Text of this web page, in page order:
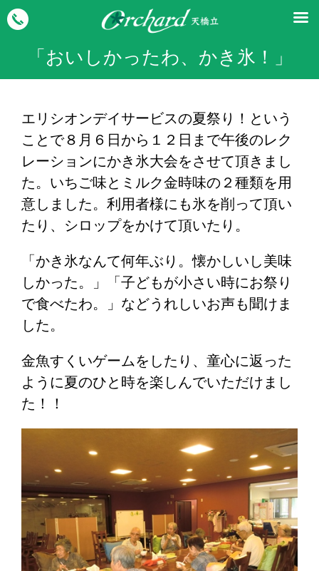
「おいしかったわ、かき氷！」
エリシオンデイサービスの夏祭り！という
ことで８月６日から１２日まで午後のレク
レーションにかき氷大会をさせて頂きまし
た。いちご味とミルク金時味の２種類を用
意しました。利用者様にも氷を削って頂い
たり、シロップをかけて頂いたり。
「かき氷なんて何年ぶり。懐かしいし美味
しかった。」「子どもが小さい時にお祭り
で食べたわ。」などうれしいお声も聞けま
した。
金魚すくいゲームをしたり、童心に返った
ように夏のひと時を楽しんでいただけまし
た！！